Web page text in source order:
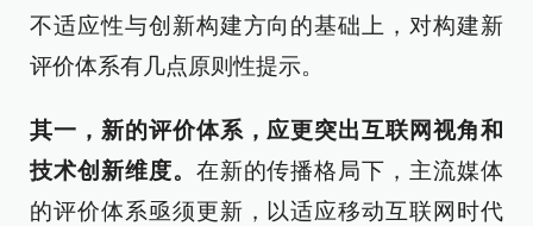
不适应性与创新构建方向的基础上，对构建新
评价体系有几点原则性提示。
其一，新的评价体系，应更突出互联网视角和
技术创新维度。 在新的传播格局下，主流媒体
的评价体系亟须更新，以适应移动互联网时代